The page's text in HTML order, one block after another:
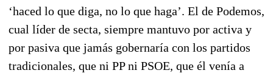
‘haced lo que diga, no lo que haga’. El de Podemos,
cual líder de secta, siempre mantuvo por activa y
por pasiva que jamás gobernaría con los partidos
tradicionales, que ni PP ni PSOE, que él venía a